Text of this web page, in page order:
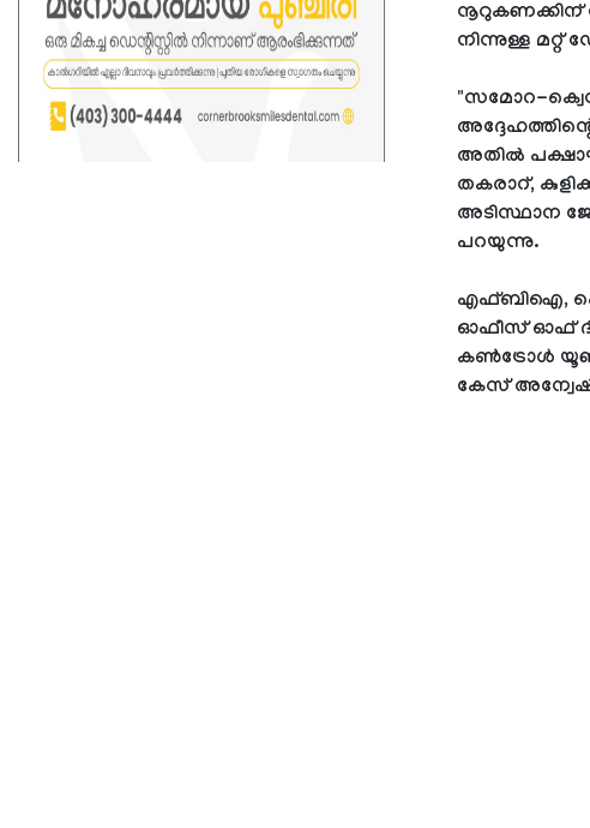
നൂറുകണക്കിന്
നിന്നുള്ള മറ്റ്
"സമോറ-
അതിൽ
തകരാറ്,
അടിസ്ഥാന
പറയുന്നു.
എഫ്ബിഐ,
ഓഫീസ് ഓഫ്
കൺട്രോൾ
കേസ്